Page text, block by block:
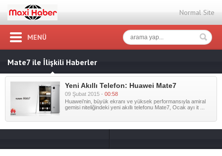
Normal Site
MENÜ
Mate7 ile İlişkili Haberler
Yeni Akıllı Telefon: Huawei Mate7
09 Şubat 2015 - 00:58
Huawei’nin, büyük ekranı ve yüksek performansıyla amiral
gemisi niteliğindeki yeni akıllı telefonu Mate7, Ocak ayı it ...